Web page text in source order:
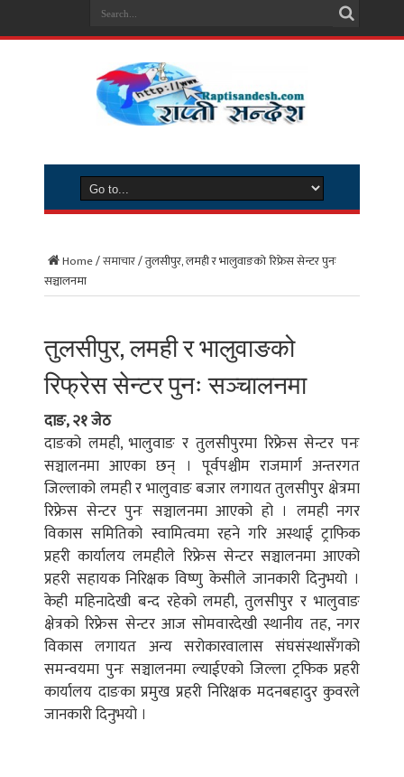
Home/समाचार/तुलसीपुर, लमही र भालुवाङको रिफ्रेस सेन्टर पुनः
सञ्चालनमा
तुलसीपुर, लमही र भालुवाङको
रिफ्रेस सेन्टर पुनः सञ्चालनमा
दाङ, २१ जेठ
दाङको लमही, भालुवाङ र तुलसीपुरमा रिफ्रेस सेन्टर पनः
सञ्चालनमा आएका छन् । पूर्वपश्चीम राजमार्ग अन्तरगत
जिल्लाको लमही र भालुवाङ बजार लगायत तुलसीपुर क्षेत्रमा
रिफ्रेस सेन्टर पुनः सञ्चालनमा आएको हो । लमही नगर
विकास समितिको स्वामित्वमा रहने गरि अस्थाई ट्राफिक
प्रहरी कार्यालय लमहीले रिफ्रेस सेन्टर सञ्चालनमा आएको
प्रहरी सहायक निरिक्षक विष्णु केसीले जानकारी दिनुभयो ।
केही महिनादेखी बन्द रहेको लमही, तुलसीपुर र भालुवाङ
क्षेत्रको रिफ्रेस सेन्टर आज सोमवारदेखी स्थानीय तह, नगर
विकास लगायत अन्य सरोकारवालास संघसंस्थासँगको
समन्वयमा पुनः सञ्चालनमा ल्याईएको जिल्ला ट्रफिक प्रहरी
कार्यालय दाङका प्रमुख प्रहरी निरिक्षक मदनबहादुर कुवरले
जानकारी दिनुभयो ।